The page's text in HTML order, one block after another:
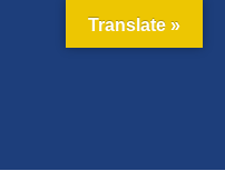
Translate »